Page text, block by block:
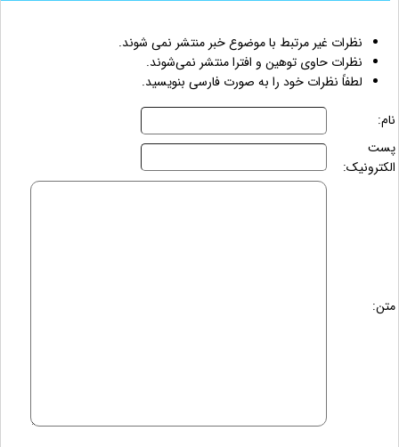
نظرات غیر مرتبط با موضوع خبر منتشر نمی شوند.
نظرات حاوی توهین و افترا منتشر نمی‌شوند.
لطفاً نظرات خود را به صورت فارسی بنویسید.
نام:
پست
الکترونیک:
متن: